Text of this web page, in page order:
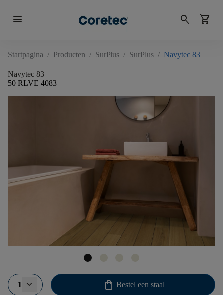
menu search shopping_cart
Startpagina / Producten / SurPlus / SurPlus / Navytec 83
Navytec 83
50 RLVE 4083
1 shopping_bag Bestel een staal